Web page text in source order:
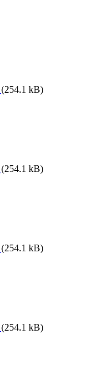
(254.1 kB)
(254.1 kB)
(254.1 kB)
(254.1 kB)